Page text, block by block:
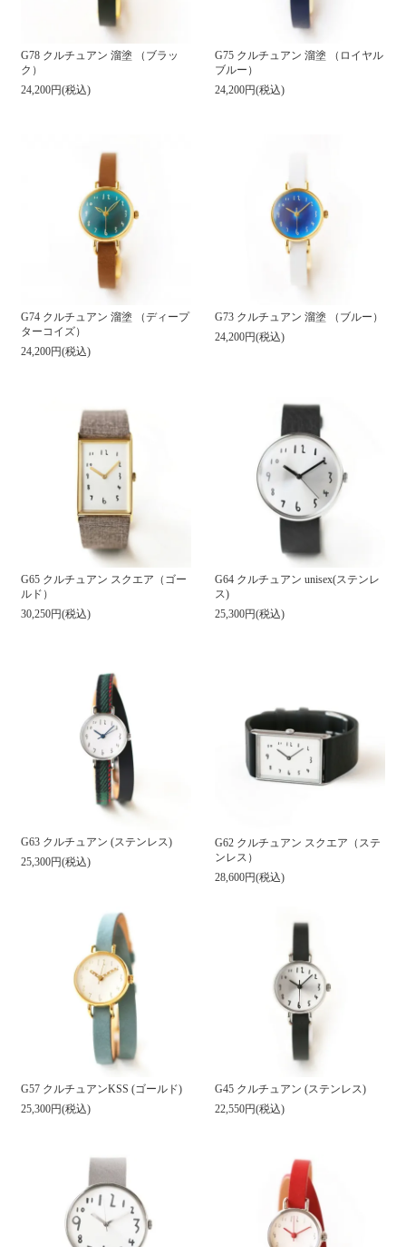
G78 クルチュアン 溜塗 （ブラッ
ク）
24,200円(税込)
G75 クルチュアン 溜塗 （ロイヤル
ブルー）
24,200円(税込)
G74 クルチュアン 溜塗 （ディープ
ターコイズ）
24,200円(税込)
G73 クルチュアン 溜塗 （ブルー）
24,200円(税込)
G65 クルチュアン スクエア（ゴー
ルド）
30,250円(税込)
G64 クルチュアン unisex(ステンレ
ス)
25,300円(税込)
G63 クルチュアン (ステンレス)
25,300円(税込)
G62 クルチュアン スクエア（ステ
ンレス）
28,600円(税込)
G57 クルチュアンKSS (ゴールド)
25,300円(税込)
G45 クルチュアン (ステンレス)
22,550円(税込)